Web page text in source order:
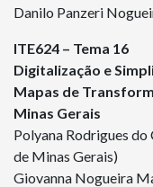
Danilo Panzeri
ITE624 – Tema 16
Digitalização e
Mapas de
Minas Gerais
Polyana Rodrigues
de Minas Gerais)
Giovanna Nogueira